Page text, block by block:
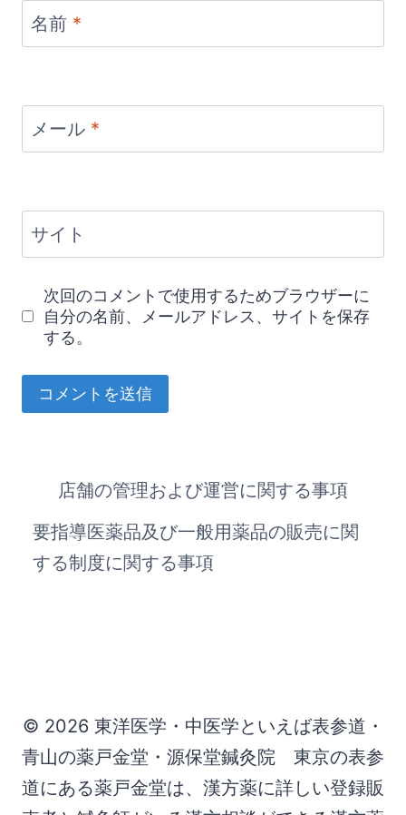
名前 *
メール *
サイト
次回のコメントで使用するためブラウザーに
自分の名前、メールアドレス、サイトを保存
する。
店舗の管理および運営に関する事項
要指導医薬品及び一般用薬品の販売に関
する制度に関する事項
© 2026 東洋医学・中医学といえば表参道・
青山の薬戸金堂・源保堂鍼灸院 東京の表参
道にある薬戸金堂は、漢方薬に詳しい登録販